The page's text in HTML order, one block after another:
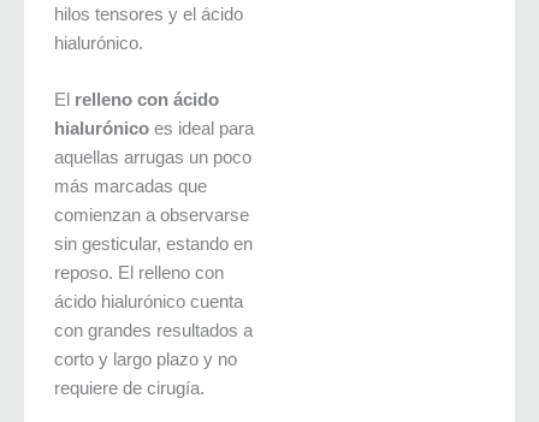
hilos tensores y el ácido
hialurónico.
El relleno con ácido
hialurónico es ideal para
aquellas arrugas un poco
más marcadas que
comienzan a observarse
sin gesticular, estando en
reposo. El relleno con
ácido hialurónico cuenta
con grandes resultados a
corto y largo plazo y no
requiere de cirugía.